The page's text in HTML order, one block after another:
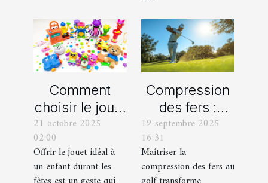
Comment
choisir le jouet
parfait pour
chaque âge
durant les
fêtes ?
21 octobre 2025
02:00
Offrir le jouet idéal à
un enfant durant les
Compression
des fers :
comment
obtenir des
frappes plus
solides ?
19 septembre 2025
16:31
Maîtriser la
compression des fers au